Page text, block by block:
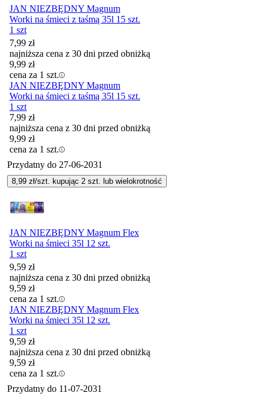
JAN NIEZBĘDNY Magnum
Worki na śmieci z taśmą 35l 15 szt.
1 szt
7,99 zł
najniższa cena z 30 dni przed obniżką
9,99 zł
cena za 1 szt.
JAN NIEZBĘDNY Magnum
Worki na śmieci z taśmą 35l 15 szt.
1 szt
7,99 zł
najniższa cena z 30 dni przed obniżką
9,99 zł
cena za 1 szt.
Przydatny do 27-06-2031
8,99 zł/szt. kupując 2 szt. lub wielokrotność
JAN NIEZBĘDNY Magnum Flex
Worki na śmieci 35l 12 szt.
1 szt
9,59 zł
najniższa cena z 30 dni przed obniżką
9,59 zł
cena za 1 szt.
JAN NIEZBĘDNY Magnum Flex
Worki na śmieci 35l 12 szt.
1 szt
9,59 zł
najniższa cena z 30 dni przed obniżką
9,59 zł
cena za 1 szt.
Przydatny do 11-07-2031